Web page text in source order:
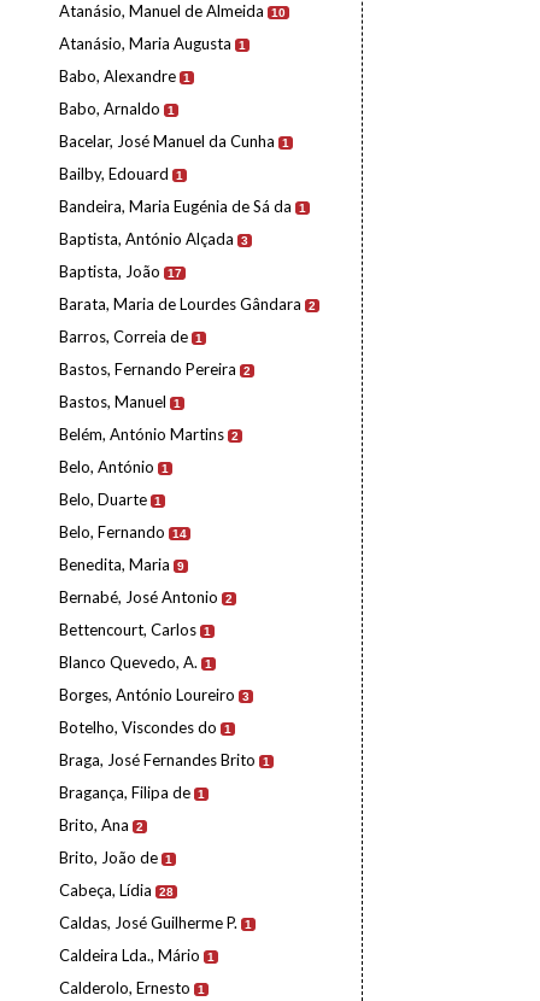
Atanásio, Manuel de Almeida 10
Atanásio, Maria Augusta 1
Babo, Alexandre 1
Babo, Arnaldo 1
Bacelar, José Manuel da Cunha 1
Bailby, Edouard 1
Bandeira, Maria Eugénia de Sá da 1
Baptista, António Alçada 3
Baptista, João 17
Barata, Maria de Lourdes Gândara 2
Barros, Correia de 1
Bastos, Fernando Pereira 2
Bastos, Manuel 1
Belém, António Martins 2
Belo, António 1
Belo, Duarte 1
Belo, Fernando 14
Benedita, Maria 9
Bernabé, José Antonio 2
Bettencourt, Carlos 1
Blanco Quevedo, A. 1
Borges, António Loureiro 3
Botelho, Viscondes do 1
Braga, José Fernandes Brito 1
Bragança, Filipa de 1
Brito, Ana 2
Brito, João de 1
Cabeça, Lídia 28
Caldas, José Guilherme P. 1
Caldeira Lda., Mário 1
Calderolo, Ernesto 1